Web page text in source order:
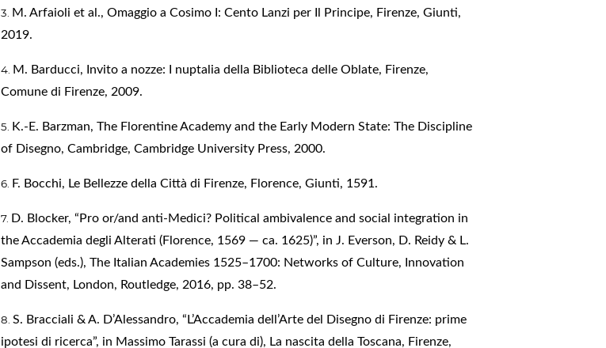
M. Arfaioli et al., Omaggio a Cosimo I: Cento Lanzi per Il Principe, Firenze, Giunti,
2019.
M. Barducci, Invito a nozze: I nuptalia della Biblioteca delle Oblate, Firenze,
Comune di Firenze, 2009.
K.-E. Barzman, The Florentine Academy and the Early Modern State: The Discipline
of Disegno, Cambridge, Cambridge University Press, 2000.
F. Bocchi, Le Bellezze della Città di Firenze, Florence, Giunti, 1591.
D. Blocker, “Pro or/and anti-Medici? Political ambivalence and social integration in
the Accademia degli Alterati (Florence, 1569 — ca. 1625)”, in J. Everson, D. Reidy & L.
Sampson (eds.), The Italian Academies 1525–1700: Networks of Culture, Innovation
and Dissent, London, Routledge, 2016, pp. 38–52.
S. Bracciali & A. D’Alessandro, “L’Accademia dell’Arte del Disegno di Firenze: prime
ipotesi di ricerca”, in Massimo Tarassi (a cura di), La nascita della Toscana, Firenze,